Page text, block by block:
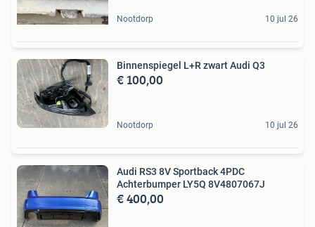
Nootdorp 10 jul 26
Binnenspiegel L+R zwart Audi Q3
€ 100,00
Nootdorp 10 jul 26
Audi RS3 8V Sportback 4PDC
Achterbumper LY5Q 8V4807067J
€ 400,00